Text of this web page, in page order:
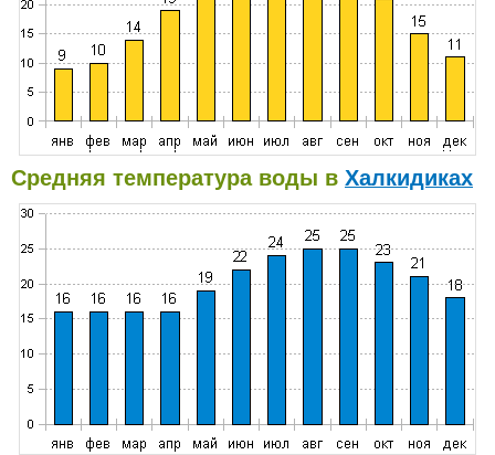
Средняя температура воды в Халкидиках